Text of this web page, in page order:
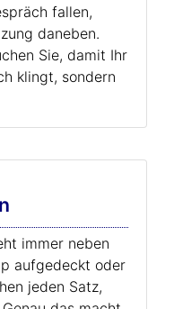
fallen,
daneben.
Sie, damit Ihr
klingt, sondern
immer neben
aufgedeckt oder
jeden Satz,